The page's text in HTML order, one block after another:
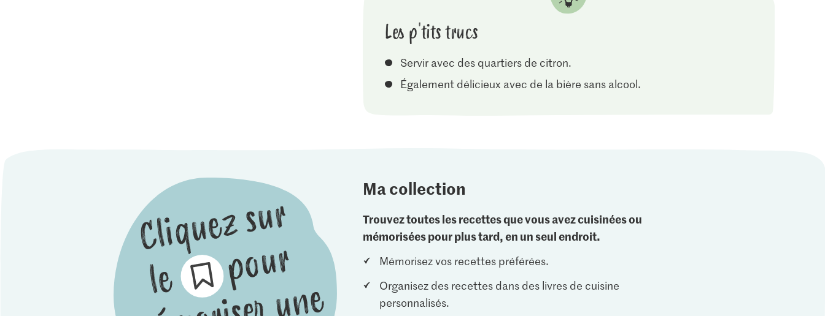
Les p'tits trucs
Servir avec des quartiers de citron.
Également délicieux avec de la bière sans alcool.
Ma collection
Trouvez toutes les recettes que vous avez cuisinées ou
mémorisées pour plus tard, en un seul endroit.
Mémorisez vos recettes préférées.
Organisez des recettes dans des livres de cuisine
personnalisés.